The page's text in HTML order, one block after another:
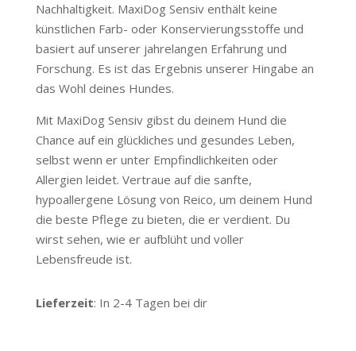
Nachhaltigkeit. MaxiDog Sensiv enthält keine
künstlichen Farb- oder Konservierungsstoffe und
basiert auf unserer jahrelangen Erfahrung und
Forschung. Es ist das Ergebnis unserer Hingabe an
das Wohl deines Hundes.
Mit MaxiDog Sensiv gibst du deinem Hund die
Chance auf ein glückliches und gesundes Leben,
selbst wenn er unter Empfindlichkeiten oder
Allergien leidet. Vertraue auf die sanfte,
hypoallergene Lösung von Reico, um deinem Hund
die beste Pflege zu bieten, die er verdient. Du
wirst sehen, wie er aufblüht und voller
Lebensfreude ist.
Lieferzeit: In 2-4 Tagen bei dir